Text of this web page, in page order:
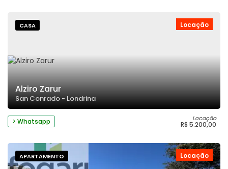
Locação
CASA
Alziro Zarur
San Conrado - Londrina
> Whatsapp Locação
R$ 5.200,00
Locação
APARTAMENTO